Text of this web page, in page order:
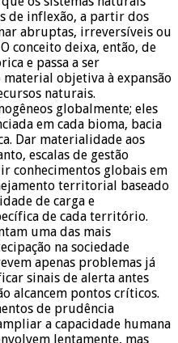
de inflexão, a partir dos
abruptas, irreversíveis ou
conceito deixa, então, de
e passa a ser
objetiva à expansão
naturais.
globalmente; eles
em cada bioma, bacia
Dar materialidade aos
escalas de gestão
conhecimentos globais em
territorial baseado
de carga e
de cada território.
uma das mais
na sociedade
apenas problemas já
sinais de alerta antes
alcancem pontos críticos.
de prudência
a capacidade humana
lentamente, mas